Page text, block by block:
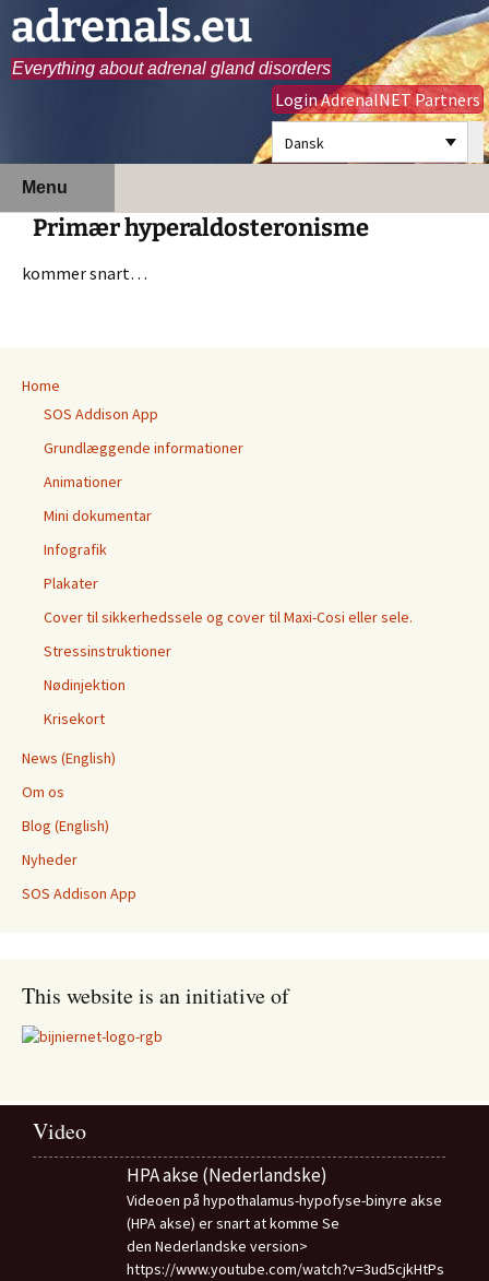
adrenals.eu
Everything about adrenal gland disorders
Login AdrenalNET Partners
Dansk
Menu
indhold
Primær hyperaldosteronisme
kommer snart…
Home
SOS Addison App
Grundlæggende informationer
Animationer
Mini dokumentar
Infografik
Plakater
Cover til sikkerhedssele og cover til Maxi-Cosi eller sele.
Stressinstruktioner
Nødinjektion
Krisekort
News (English)
Om os
Blog (English)
Nyheder
SOS Addison App
This website is an initiative of
Video
HPA akse (Nederlandske)
Videoen på hypothalamus-hypofyse-binyre akse
(HPA akse) er snart at komme Se
den Nederlandske version>
https://www.youtube.com/watch?v=3ud5cjkHtPs